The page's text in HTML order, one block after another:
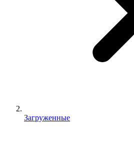
Загруженные